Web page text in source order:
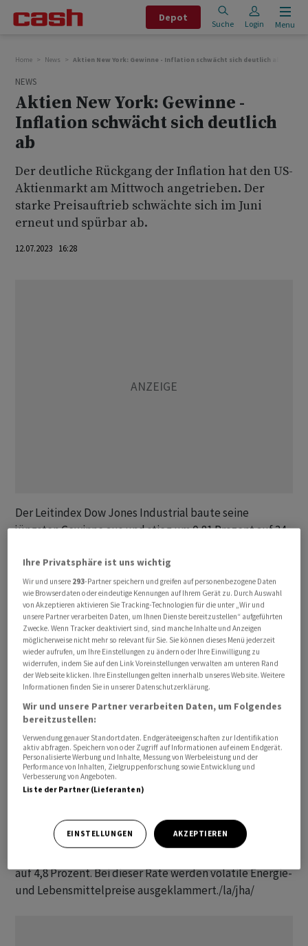
Depot
Suche Login Menu
Home News Aktien New York: Gewinne - Inflation schwächt sich deutlich ab
NEWS
Aktien New York: Gewinne -
Inflation schwächt sich deutlich
ab
Der deutliche Rückgang der Inflation hat den US-
Aktienmarkt am Mittwoch angetrieben. Der
starke Preisauftrieb schwächte sich im Juni
erneut und spürbar ab.
12.07.2023 16:28
Der Leitindex Dow Jones Industrial baute seine
jüngsten Gewinne aus und stieg um 0,81 Prozent auf 34
Prozent auf 4485,28 Zähler.
Für den technologielastigen Nasdaq 100 ging es um 1,50
Prozent auf 15 345,95 Punkte nach oben. Er notiert
mittlerweile auf dem Niveau von Januar 2022 und
profitierte damit besonders von dem deutlichen
Rückgang der Anleiherenditen nach Veröffentlichung
der Preisdaten. Denn fallen die Zinsen, werden auch die
zukünftigen Gewinne der Tech-Unternehmen am Markt
wieder höher bewertet.
Die Verbraucherpreise stiegen in den USA im Juni
gegenüber dem Vorjahresmonat um 3,0 Prozent. Im Mai
hatte die Rate noch 4,0 Prozent betragen.
auf 3,1 Prozent gerechnet. Die aktuelle Rate ist die
niedrigste seit etwas mehr als zwei Jahren. Die
auf 4,8 Prozent. Bei dieser Rate werden volatile Energie-
und Lebensmittelpreise ausgeklammert./la/jha/
Ihre Privatsphäre ist uns wichtig
Wir und unsere 293-Partner speichern und greifen auf personenbezogene Daten
wie Browserdaten oder eindeutige Kennungen auf Ihrem Gerät zu. Durch Auswahl
von Akzeptieren aktivieren Sie Tracking-Technologien für die unter „Wir und
unsere Partner verarbeiten Daten, um Ihnen Dienste bereitzustellen“ aufgeführten
Zwecke. Wenn Tracker deaktiviert sind, sind manche Inhalte und Anzeigen
möglicherweise nicht mehr so relevant für Sie. Sie können dieses Menü jederzeit
wieder aufrufen, um Ihre Einstellungen zu ändern oder Ihre Einwilligung zu
widerrufen, indem Sie auf den Link Voreinstellungen verwalten am unteren Rand
der Webseite klicken. Ihre Einstellungen gelten innerhalb unseres Website. Weitere
Informationen finden Sie in unserer Datenschutzerklärung.
Wir und unsere Partner verarbeiten Daten, um Folgendes
bereitzustellen:
Verwendung genauer Standortdaten. Endgeräteeigenschaften zur Identifikation
aktiv abfragen. Speichern von oder Zugriff auf Informationen auf einem Endgerät.
Personalisierte Werbung und Inhalte, Messung von Werbeleistung und der
Performance von Inhalten, Zielgruppenforschung sowie Entwicklung und
Verbesserung von Angeboten.
Liste der Partner (Lieferanten)
EINSTELLUNGEN AKZEPTIEREN